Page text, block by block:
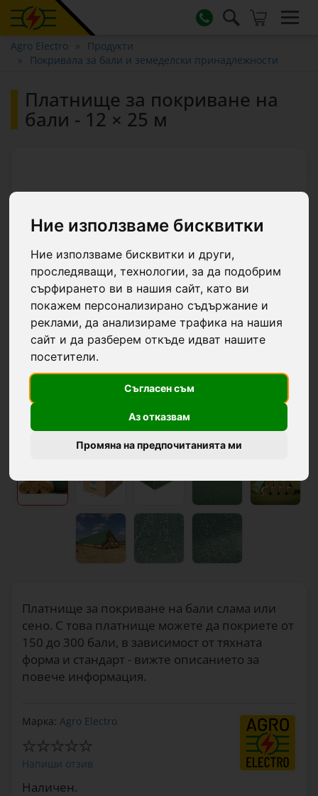
Ние използваме бисквитки
Ние използваме бисквитки и други,
проследяващи, технологии, за да подобрим
сърфирането ви в нашия сайт, като ви
покажем персонализирано съдържание и
реклами, да анализираме трафика на нашия
сайт и да разберем откъде идват нашите
посетители.
Съгласен съм
Аз отказвам
Промяна на предпочитанията ми
Agro Electro
Продукти
Покривала за бали и земеделски принадлежности
Платнище за покриване на
бали - 12 × 25 м
Платнище за покриване на бали слама или
сено. С това платнище можете да покриете от
150 до 300 бали, в зависимост от тяхната
форма и стандарт - вижте описанието за
повече информация.
Марка: Agro Electro
Напиши отзив
Наличен.